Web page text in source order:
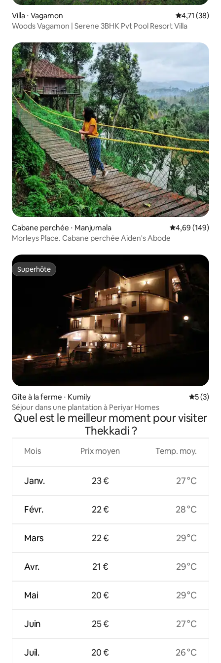
Villa ⋅ Vagamon Évaluation
4,71 (38)
Woods Vagamon | Serene 3BHK Pvt Pool Resort Villa
Cabane perchée ⋅ Manjumala Évaluation
4,69 (149)
Morleys Place. Cabane perchée Aiden's Abode
Superhôte
Superhôte
Gîte à la ferme ⋅ Kumily
5 (3)
Séjour dans une plantation à Periyar Homes
Quel est le meilleur moment pour visiter
Thekkadi ?
Mois
Janv.
Févr.
Mars
Avr.
Mai
Juin
Juil.
Prix moyen
23 €
22 €
22 €
21 €
20 €
25 €
20 €
Temp. moy.
27 °C
28 °C
29 °C
29 °C
29 °C
27 °C
26 °C